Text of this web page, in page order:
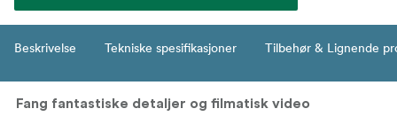
Beskrivelse Tekniske spesifikasjoner Tilbehør & Lignende
Fang fantastiske detaljer og filmatisk video